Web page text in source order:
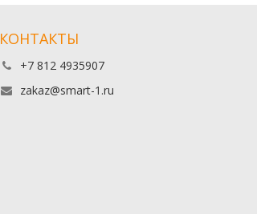
КОНТАКТЫ
+7 812 4935907
zakaz@smart-1.ru